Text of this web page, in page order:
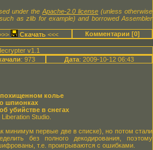
under the Apache-2.0 license(unless otherwise
as zlib for example) and borrowed Assembler
<<< Комментарии [0]
v1.1
: 973 Дата: 2009-10-12 06:43
колье
шпионках
убийстве в снегах
Studio.
минимум первые две в списке), но потом стали
без полного декодирования, поэтому
т.е. проигрываются с ошибками.